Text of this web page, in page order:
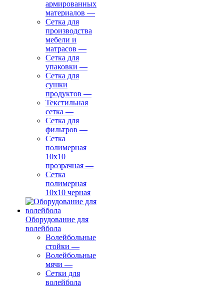
армированных
материалов —
Сетка для
производства
мебели и
матрасов —
Сетка для
упаковки —
Сетка для
сушки
продуктов —
Текстильная
сетка —
Сетка для
фильтров —
Сетка
полимерная
10х10
прозрачная —
Сетка
полимерная
10х10 черная
Оборудование для
волейбола
Волейбольные
стойки —
Волейбольные
мячи —
Сетки для
волейбола